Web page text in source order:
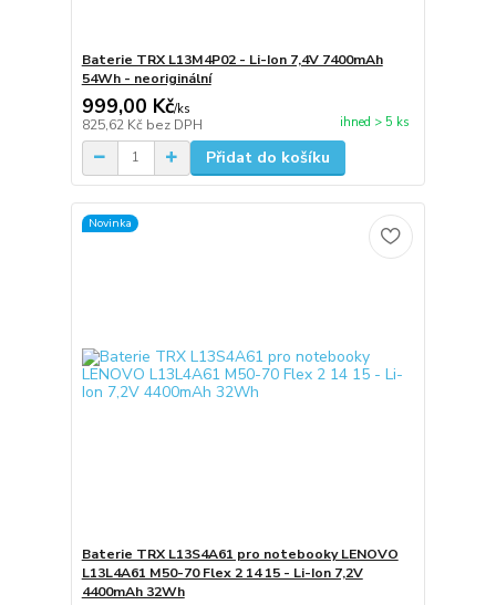
Baterie TRX L13M4P02 - Li-Ion 7,4V 7400mAh
54Wh - neoriginální
999,00 Kč/ks
825,62 Kč bez DPH ihned > 5 ks
Přidat do košíku
Novinka
Baterie TRX L13S4A61 pro notebooky LENOVO
L13L4A61 M50-70 Flex 2 14 15 - Li-Ion 7,2V
4400mAh 32Wh